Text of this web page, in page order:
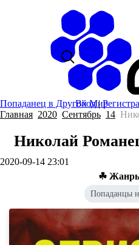
Попаданец в Другой Мир
Вход|
Главная 2020 Сентябрь 14
Николай
2020-09-14 23:01
☘
Попаданцы